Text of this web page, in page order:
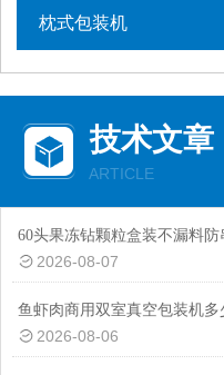
枕式包装机
技术文章
ARTICLE
2026-08-07
2026-08-06